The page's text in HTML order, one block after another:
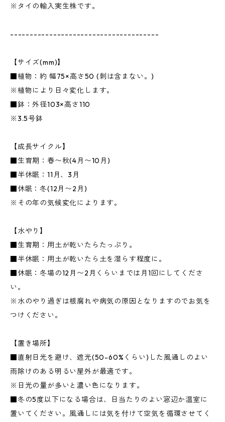
※タイの輸入実生株です。
--------------------------------------
【サイズ(mm)】
■植物：約 幅75×高さ50 (刺は含まない。)
※植物により日々変化します。
■鉢：外径103×高さ110
※3.5号鉢
【成長サイクル】
■生育期：春〜秋(4月〜10月)
■半休眠：11月、3月
■休眠：冬(12月〜2月)
※その年の気候変化によります。
【水やり】
■生育期：用土が乾いたらたっぷり。
■半休眠：用土が乾いたら土を湿らす程度に。
■休眠：冬場の12月〜2月くらいまでは月1回にしてくださ
い。
※水のやり過ぎは根腐れや病気の原因となりますのでお気を
つけください。
【置き場所】
■直射日光を避け、遮光(50-60%くらい)した風通しのよい
雨除けのある明るい屋外が最適です。
※日光の量が多いと濃い色になります。
■冬の5度以下になる場合は、日当たりのよい窓辺か温室に
置いてください。風通しには気を付けて空気を循環させてく